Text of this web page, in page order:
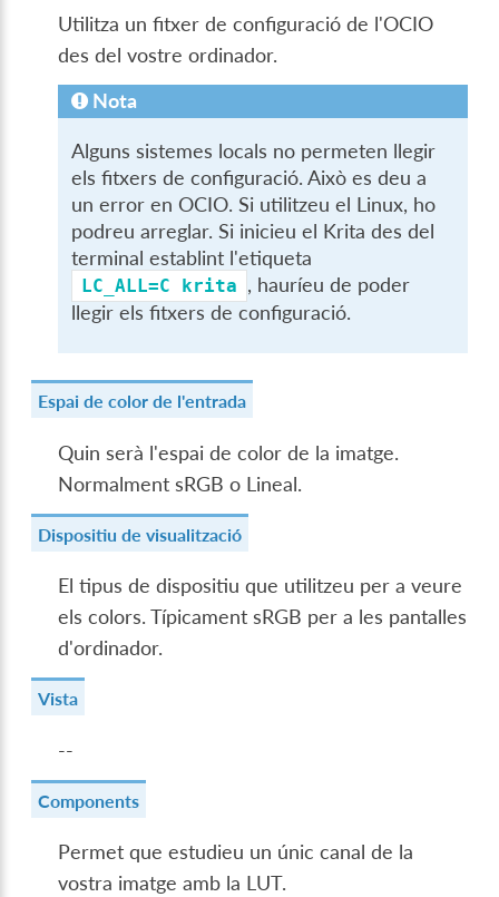
Utilitza un fitxer de configuració de l'OCIO
des del vostre ordinador.
Nota
Alguns sistemes locals no permeten llegir
els fitxers de configuració. Això es deu a
un error en OCIO. Si utilitzeu el Linux, ho
podreu arreglar. Si inicieu el Krita des del
terminal establint l'etiqueta
LC_ALL=C krita , hauríeu de poder
llegir els fitxers de configuració.
Espai de color de l'entrada
Quin serà l'espai de color de la imatge.
Normalment sRGB o Lineal.
Dispositiu de visualització
El tipus de dispositiu que utilitzeu per a veure
els colors. Típicament sRGB per a les pantalles
d'ordinador.
Vista
--
Components
Permet que estudieu un únic canal de la
vostra imatge amb la LUT.